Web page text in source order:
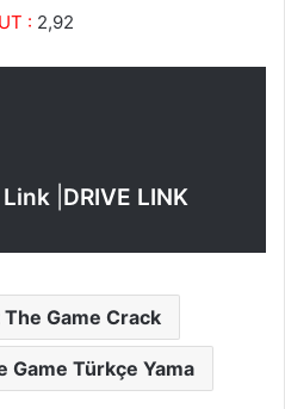
: 2,92
Link DRIVE LINK
Game Crack
Game Türkçe Yama